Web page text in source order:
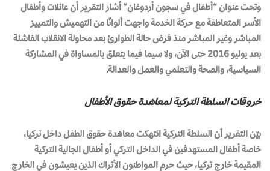
وتحت عنوان “أطفال في سجون أردوغان” أشار التقرير أن عائلات وأطفال
الأسر المتعاطفة مع حركة الخدمة واجهت ألوانًا من التهميش والتمييز
المباشر وغير المباشر منذ فرض حالة الطوارئ بعد محاولة الانقلاب الفاشلة
بعد يوليو 2016 حتى الآن، ولا سيما فيما يتعلق بالمساواة في المشاركة
السياسية، والصحة والتعلمي والعمل والعدالة.
خروقات السلطة التركية لمعاهدة حقوق الأطفال
بيّن التقرير أن السلطة التركية انتهكت معاهدة حقوق الطفل داخل تركيا،
خاصة أطفال المستهدفين في الداخل التركي أو أطفال الجالية التركية
المقيمة خارج تركيا، حيث حرم المواطنون الأتراك الذين يعيشون في الخارج